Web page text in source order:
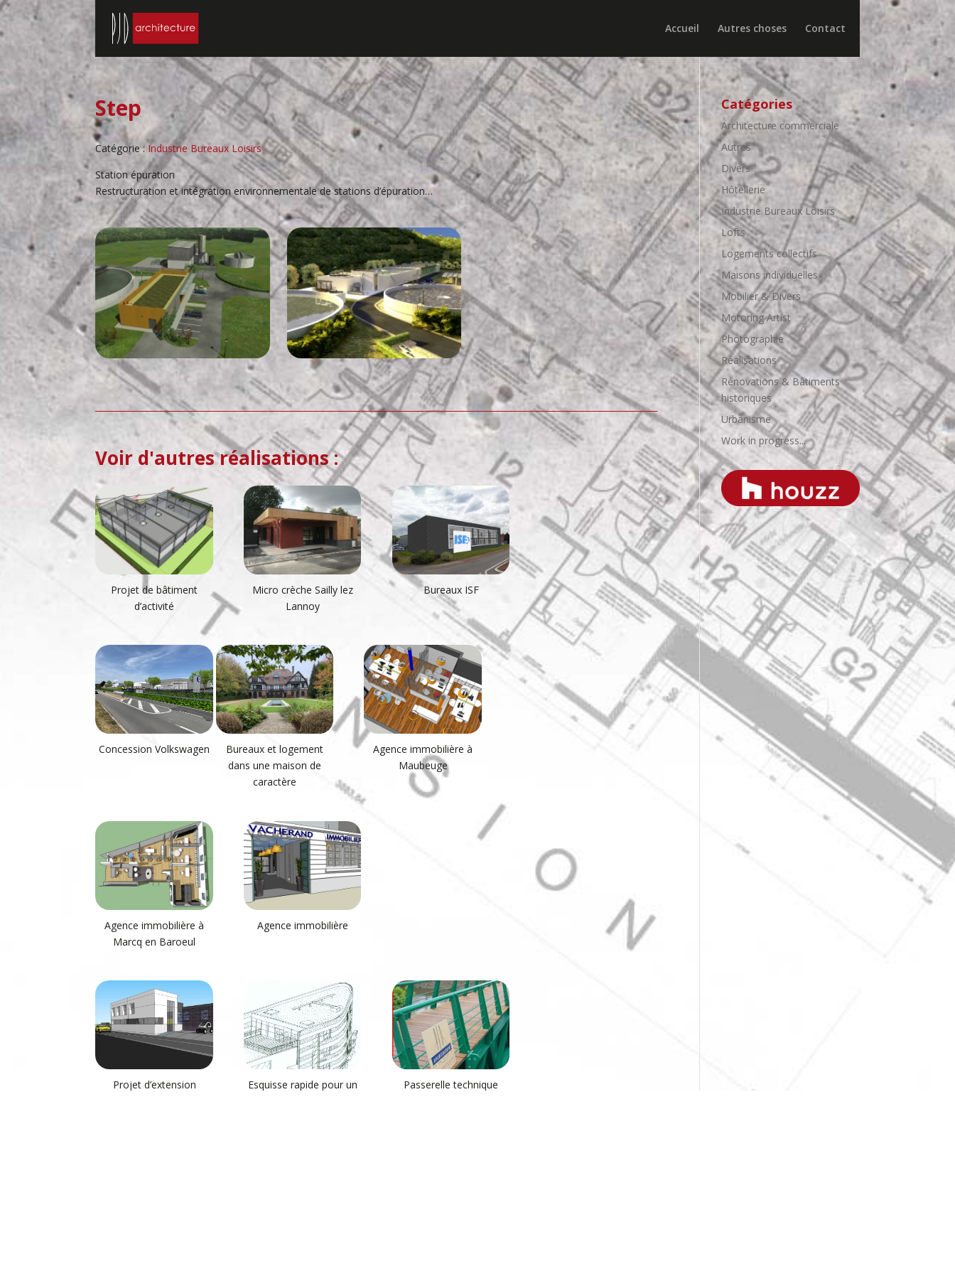
Accueil Autres choses Contact
Step
Catégorie :Industrie Bureaux Loisirs
Station épuration
Restructuration et intégration environnementale de stations d’épuration…
Voir d'autres réalisations :
Projet de bâtiment
d’activité
Micro crèche Sailly lez
Lannoy
Bureaux ISF
Concession Volkswagen
Bureaux et logement
dans une maison de
caractère
Agence immobilière à
Maubeuge
Agence immobilière à
Marcq en Baroeul
Agence immobilière
Projet d’extension
Esquisse rapide pour un
Passerelle technique
Catégories
Architecture commerciale
Autres
Divers
Hôtellerie
Industrie Bureaux Loisirs
Lofts
Logements collectifs
Maisons individuelles
Mobilier & Divers
Motoring Artist
Photographie
Réalisations
Rénovations & Bâtiments
historiques
Urbanisme
Work in progress...